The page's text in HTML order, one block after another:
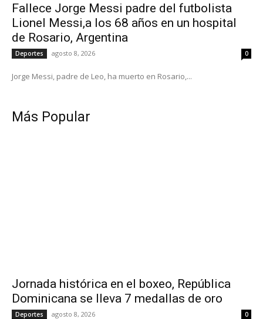
Fallece Jorge Messi padre del futbolista
Lionel Messi,a los 68 años en un hospital
de Rosario, Argentina
Deportes agosto 8, 2026 0
Jorge Messi, padre de Leo, ha muerto en Rosario,...
Más Popular
Jornada histórica en el boxeo, República
Dominicana se lleva 7 medallas de oro
Deportes agosto 8, 2026 0